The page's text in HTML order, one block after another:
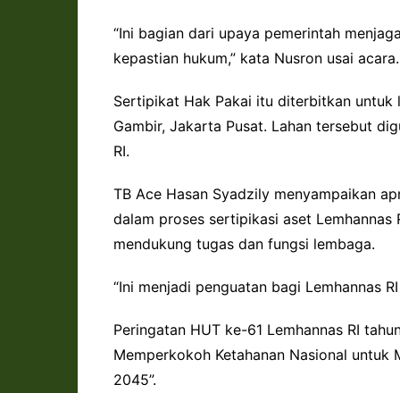
“Ini bagian dari upaya pemerintah
kepastian hukum,” kata Nusron usai acara.
Sertipikat Hak Pakai itu diterbitkan untuk
Gambir, Jakarta Pusat. Lahan tersebut
RI.
TB Ace Hasan Syadzily menyampaikan
dalam proses sertipikasi aset
mendukung tugas dan fungsi lembaga.
“Ini menjadi penguatan bagi Lemhannas
Peringatan HUT ke-61 Lemhannas RI
Memperkokoh Ketahanan Nasional untuk
2045”.